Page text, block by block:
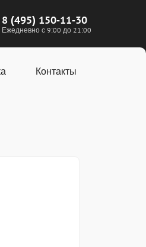
8 (495) 150-11-30
Ежедневно с 9:00 до 21:00
Контакты